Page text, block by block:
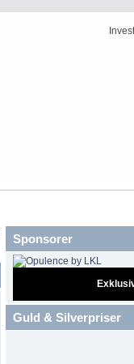
Sponsorer
Guld & Silverpriser